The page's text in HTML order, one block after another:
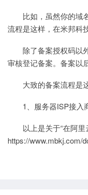
比如，虽然你的域
流程是这样，在米邦科
除了备案授权码以
审核登记备案。备案以
大致的备案流程是
1、服务器ISP接入
以上是关于“在阿
https://www.mbkj.com/